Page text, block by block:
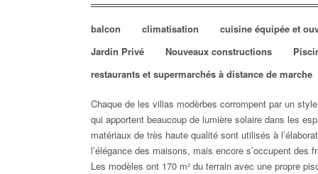
balcon climatisation
cuisine équipée et
Jardin Privé
Nouveaux constructions
restaurants et supermarchés à distance de marche
Chaque de les villas modèrbes corrompent par un
qui apportent beaucoup de lumière solaire dans les
matériaux de très haute qualité sont utilisés à
l’élégance des maisons, mais encore s’occupent des
Les modèles ont 170 m² du terrain avec une propre